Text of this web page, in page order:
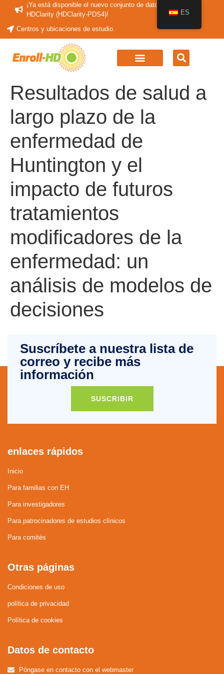
¡Ya está disponible el nuevo conjunto de datos periódicos
HDClarity (HDClarity-PDS4)!
Centros y ubicaciones de estudio.
Resultados de salud a
largo plazo de la
enfermedad de
Huntington y el
impacto de futuros
tratamientos
modificadores de la
enfermedad: un
análisis de modelos de
decisiones
Suscríbete a nuestra lista de
correo y recibe más
información
SUSCRIBIR
enlaces rápidos
Inicio
Para familias con EH
Para investigadores
Para patrocinadores de estudios clínicos
Para comités
Otras páginas
Condiciones de uso
política de privacidad
Política de cookies
Datos de contacto
Póngase en contacto con el webmaster
ES